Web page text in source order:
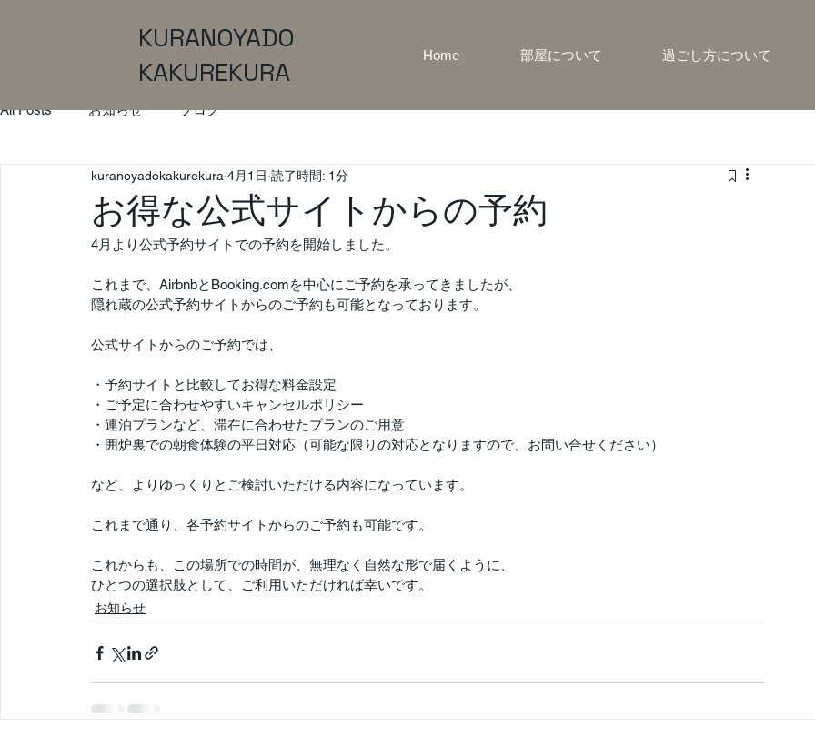
KURANOYADO
KAKUREKURA
Home 部屋について 過ごし方について
All Posts お知らせ ブログ
お得な公式サイトからの予約
kuranoyadokakurekura 4月1日 読了時間: 1分
4月より公式予約サイトでの予約を開始しました。
これまで、AirbnbとBooking.comを中心にご予約を承ってきましたが、
隠れ蔵の公式予約サイトからのご予約も可能となっております。
公式サイトからのご予約では、
・予約サイトと比較してお得な料金設定
・ご予定に合わせやすいキャンセルポリシー
・連泊プランなど、滞在に合わせたプランのご用意
・囲炉裏での朝食体験の平日対応（可能な限りの対応となりますので、お問い合せください）
など、よりゆっくりとご検討いただける内容になっています。
これまで通り、各予約サイトからのご予約も可能です。
これからも、この場所での時間が、無理なく自然な形で届くように、
ひとつの選択肢として、ご利用いただければ幸いです。
お知らせ